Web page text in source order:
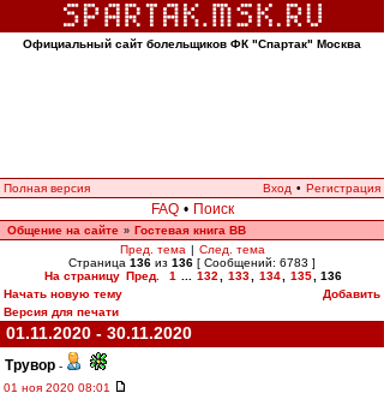
Официальный сайт болельщиков ФК "Спартак" Москва
Полная версия Вход • Регистрация
FAQ • Поиск
Общение на сайте » Гостевая книга ВВ
Пред. тема | След. тема
Страница 136 из 136 [ Сообщений: 6783 ]
На страницу Пред. 1 132 133 134 135
136
Начать новую тему
Добавить
Версия для печати
01.11.2020 - 30.11.2020
Трувор -
01 ноя 2020 08:01